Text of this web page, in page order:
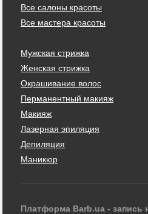
Все салоны красоты
Все мастера красоты
Мужская стрижка
Женская стрижка
Окрашивание волос
Перманентный макияж
Макияж
Лазерная эпиляция
Депиляция
Маникюр
Платформа Barb.ua - запись